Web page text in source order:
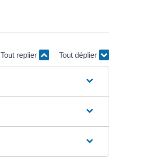
Tout replier Tout déplier